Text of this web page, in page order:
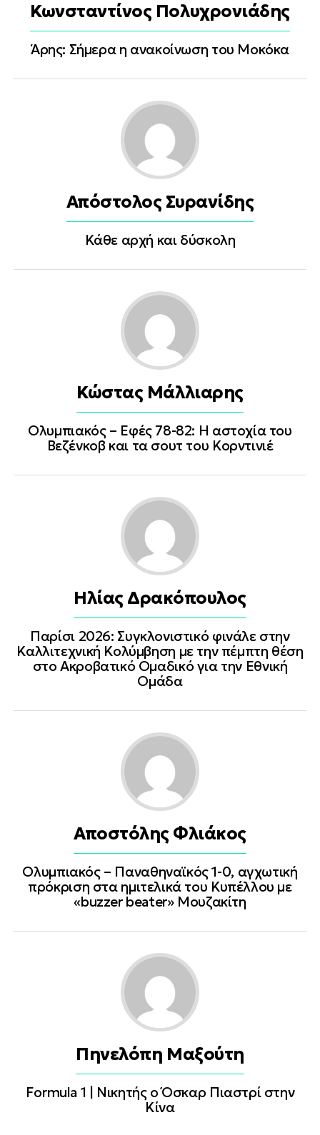
Κωνσταντίνος Πολυχρονιάδης
Άρης: Σήμερα η ανακοίνωση του Μοκόκα
Απόστολος Συρανίδης
Κάθε αρχή και δύσκολη
Κώστας Μάλλιαρης
Ολυμπιακός – Εφές 78-82: Η αστοχία του
Βεζένκοβ και τα σουτ του Κορντινιέ
Ηλίας Δρακόπουλος
Παρίσι 2026: Συγκλονιστικό φινάλε στην
Καλλιτεχνική Κολύμβηση με την πέμπτη θέση
στο Ακροβατικό Ομαδικό για την Εθνική
Ομάδα
Αποστόλης Φλιάκος
Ολυμπιακός – Παναθηναϊκός 1-0, αγχωτική
πρόκριση στα ημιτελικά του Κυπέλλου με
«buzzer beater» Μουζακίτη
Πηνελόπη Μαξούτη
Formula 1 | Νικητής ο Όσκαρ Πιαστρί στην
Κίνα